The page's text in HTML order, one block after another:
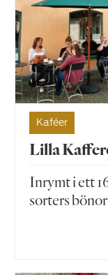
Kaféer
Lilla
Inrymt i ett
sorters